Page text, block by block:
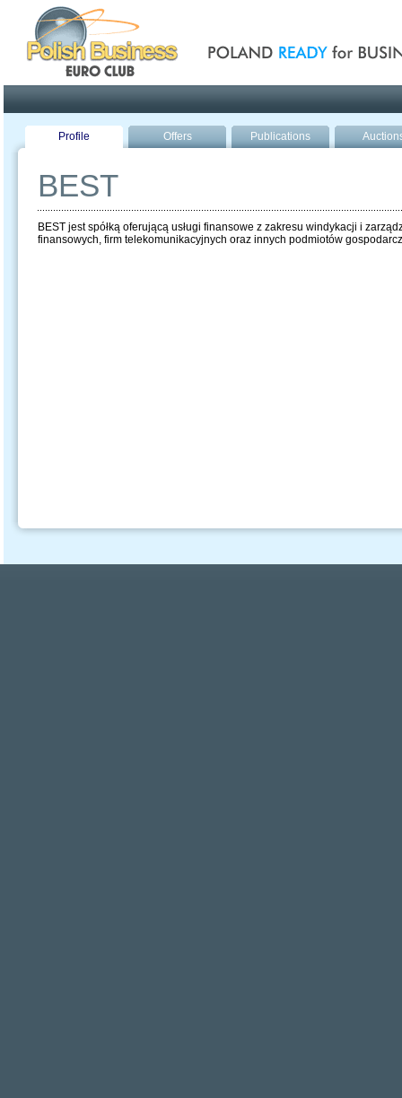
Profile Offers Publications
BEST
BEST jest spółką oferującą usługi finansowe z zakresu windykacji i
finansowych, firm telekomunikacyjnych oraz innych podmiotów